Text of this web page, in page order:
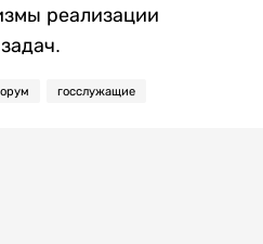
реализации
госслужащие